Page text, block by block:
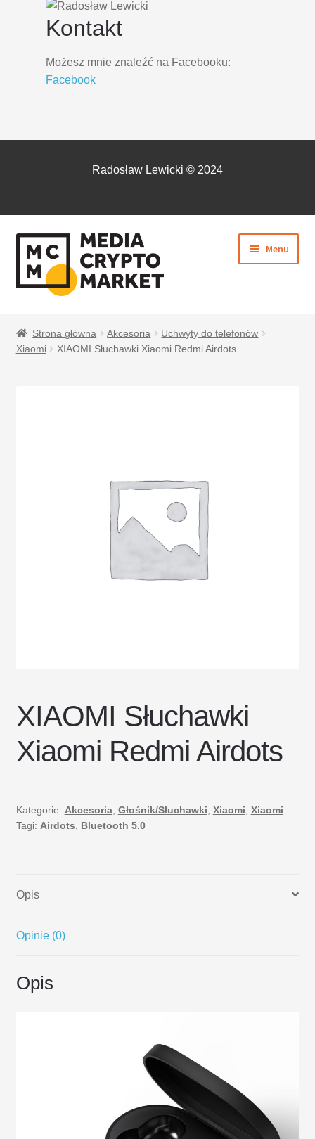
Kontakt
Możesz mnie znaleźć na Facebooku:
Facebook
Radosław Lewicki © 2024
PRZEJDŹ
DO
NAWIGACJI
PRZEJDŹ
DO
TREŚCI
Menu
BEZPIECZNE PŁATNOŚCI
DOSTAWA I ZWROTY
POLITYKA PRYWATNOŚCI
Strona główna Akcesoria
Uchwyty do telefonów
Xiaomi
XIAOMI Słuchawki Xiaomi Redmi Airdots
XIAOMI Słuchawki
Xiaomi Redmi Airdots
Kategorie: Akcesoria, Głośnik/Słuchawki Xiaomi Xiaomi
Tagi: Airdots Bluetooth 5.0
Opis
Opinie (0)
Opis